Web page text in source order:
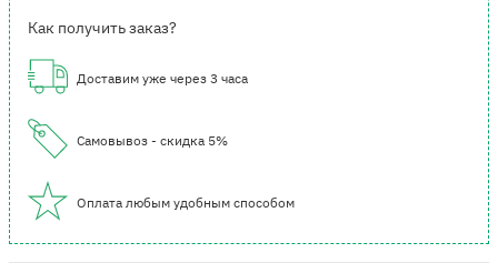
Как получить заказ?
Доставим уже через 3 часа
Самовывоз - скидка 5%
Оплата любым удобным способом